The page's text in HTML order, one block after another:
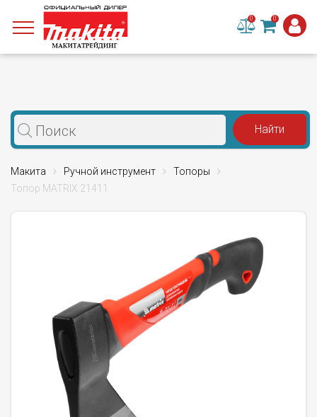
0 0
Макита Ручной инструмент
Топоры
Топор MATRIX 21411